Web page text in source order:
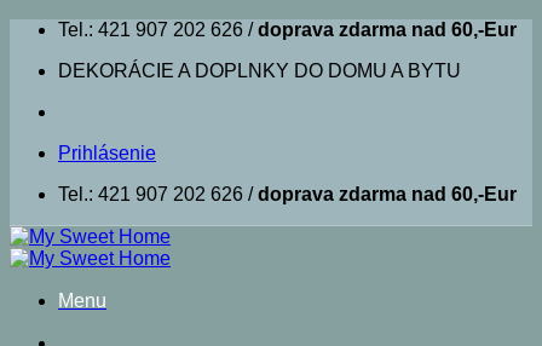
Skip
content
Tel.: 421 907 202 626 /doprava zdarma nad 60,-Eur
DEKORÁCIE A DOPLNKY DO DOMU A BYTU
Prihlásenie
Tel.: 421 907 202 626 /doprava zdarma nad 60,-Eur
Menu